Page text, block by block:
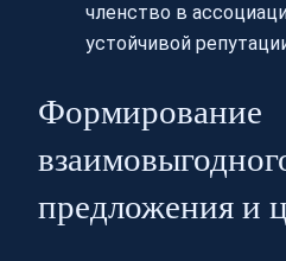
членство в
устойчивой
Формирование
предложения и